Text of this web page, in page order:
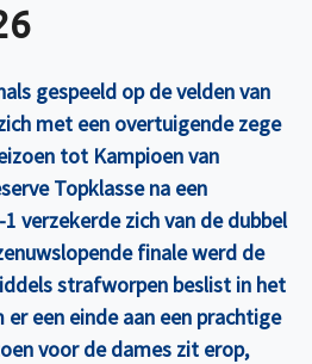
gespeeld op de velden van
met een overtuigende zege
tot Kampioen van
Topklasse na een
verzekerde zich van de dubbel
finale werd de
strafworpen beslist in het
een einde aan een prachtige
voor de dames zit erop,